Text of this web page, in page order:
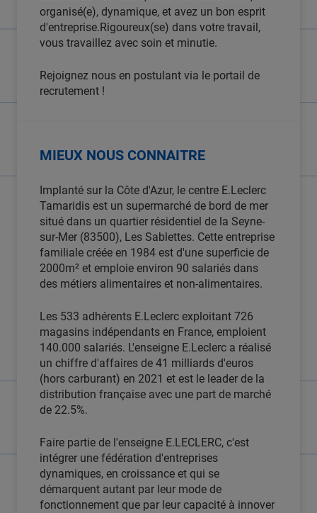
organisé(e), dynamique, et avez un bon esprit
d'entreprise.Rigoureux(se) dans votre travail,
vous travaillez avec soin et minutie.
Rejoignez nous en postulant via le portail de
recrutement !
MIEUX NOUS CONNAITRE
Implanté sur la Côte d'Azur, le centre E.Leclerc
Tamaridis est un supermarché de bord de mer
situé dans un quartier résidentiel de la Seyne-
sur-Mer (83500), Les Sablettes. Cette entreprise
familiale créée en 1984 est d'une superficie de
2000m² et emploie environ 90 salariés dans
des métiers alimentaires et non-alimentaires.
Les 533 adhérents E.Leclerc exploitant 726
magasins indépendants en France, emploient
140.000 salariés. L'enseigne E.Leclerc a réalisé
un chiffre d'affaires de 41 milliards d'euros
(hors carburant) en 2021 et est le leader de la
distribution française avec une part de marché
de 22.5%.
Faire partie de l'enseigne E.LECLERC, c'est
intégrer une fédération d'entreprises
dynamiques, en croissance et qui se
démarquent autant par leur mode de
fonctionnement que par leur capacité à innover